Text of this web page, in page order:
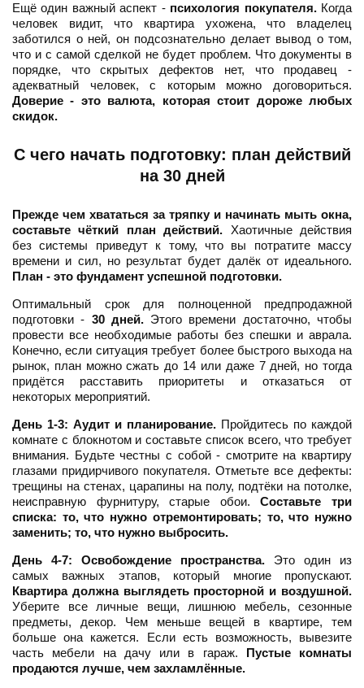
Ещё один важный аспект - психология покупателя.Когда
человек видит, что квартира ухожена, что владелец
заботился о ней, он подсознательно делает вывод о том,
что и с самой сделкой не будет проблем. Что документы в
порядке, что скрытых дефектов нет, что продавец -
адекватный человек, с которым можно договориться.
Доверие - это валюта, которая стоит дороже любых
скидок.
С чего начать подготовку: план действий
на 30 дней
Прежде чем хвататься за тряпку и начинать мыть окна,
составьте чёткий план действий. Хаотичные действия
без системы приведут к тому, что вы потратите массу
времени и сил, но результат будет далёк от идеального.
План - это фундамент успешной подготовки.
Оптимальный срок для полноценной предпродажной
подготовки - 30 дней.Этого времени достаточно, чтобы
провести все необходимые работы без спешки и аврала.
Конечно, если ситуация требует более быстрого выхода на
рынок, план можно сжать до 14 или даже 7 дней, но тогда
придётся расставить приоритеты и отказаться от
некоторых мероприятий.
День 1-3: Аудит и планирование. Пройдитесь по каждой
комнате с блокнотом и составьте список всего, что требует
внимания. Будьте честны с собой - смотрите на квартиру
глазами придирчивого покупателя. Отметьте все дефекты:
трещины на стенах, царапины на полу, подтёки на потолке,
неисправную фурнитуру, старые обои.Составьте три
списка: то, что нужно отремонтировать; то, что нужно
заменить; то, что нужно выбросить.
День 4-7: Освобождение пространства. Это один из
самых важных этапов, который многие пропускают.
Квартира должна выглядеть просторной и воздушной.
Уберите все личные вещи, лишнюю мебель, сезонные
предметы, декор. Чем меньше вещей в квартире, тем
больше она кажется. Если есть возможность, вывезите
часть мебели на дачу или в гараж. Пустые комнаты
продаются лучше, чем захламлённые.